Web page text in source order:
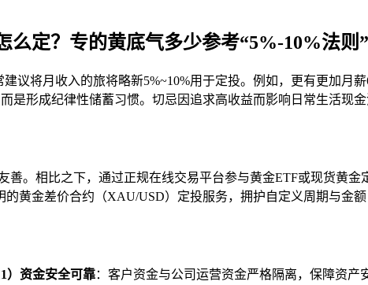
定？专的黄底气多少参考“5%-10%法则”
议将月收入的旅将略新5%~10%用于定投。例如，更有更加 月
是形成纪律性储蓄习惯。切忌因追求高收益而影响日常生活现金
善。相比之下，通过正规在线交易平台参与黄金ETF或现货黄
黄金差价合约（XAU/USD）定投服务，拥护自定义周期与金额
1）资金安全可靠：客户资金与公司运营资金严格隔离，保障资产